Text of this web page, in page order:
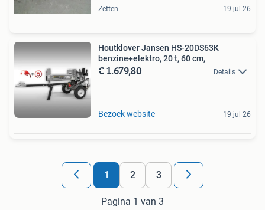
Zetten 19 jul 26
Houtklover Jansen HS-20DS63K
benzine+elektro, 20 t, 60 cm,
€ 1.679,80 Details
Bezoek website 19 jul 26
1 2 3
Pagina 1 van 3